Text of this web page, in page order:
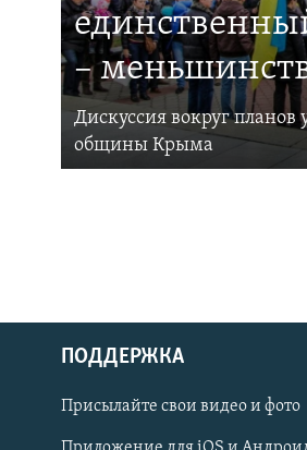
Українською
Qırımtatar
–
Дискуссия вокруг
общины Крыма
ПОДДЕРЖКА
Присылайте свои видео и фото